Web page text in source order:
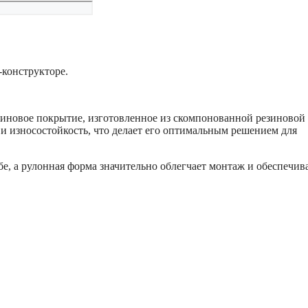
покрытие, изготовленное из скомпонованной резиновой
что делает его оптимальным решением для
а рулонная форма значительно облегчает монтаж и